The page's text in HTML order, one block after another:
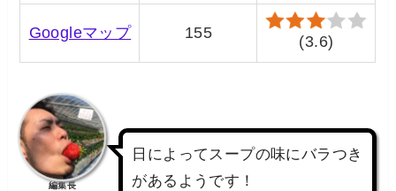
Googleマップ 155
(3.6)
編集長
日によってスープの味にバラつき
があるようです！